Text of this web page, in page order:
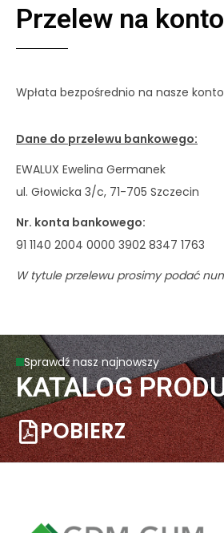
Przelew na konto​
Wpłata bezpośrednio na nasze
Dane do przelewu bankowego:
EWALUX Ewelina Germanek
ul. Głowicka 3/c, 71-705 Szczecin
Nr. konta bankowego:
91 1140 2004 0000 3902 8347 1763
W tytule przelewu prosimy podać
Sprawdź nasz najnowszy
KATALOG
POBIERZ